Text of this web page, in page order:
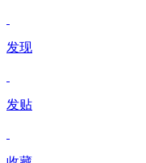
发现
发贴